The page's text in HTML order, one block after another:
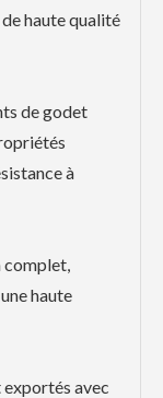
haute qualité
de godet
à
complet,
haute
avec